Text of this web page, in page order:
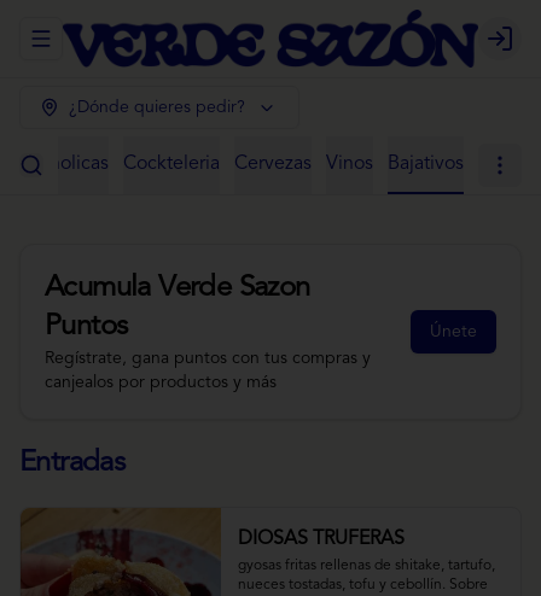
Abrir menu de navegación Login
¿Dónde quieres pedir?
Alcoholicas Cockteleria Cervezas Vinos Bajativos
Acumula Verde Sazon
Puntos
Regístrate, gana puntos con tus compras y
canjealos por productos y más
Únete
Entradas
DIOSAS TRUFERAS
gyosas fritas rellenas de shitake, tartufo,
nueces tostadas, tofu y cebollín. Sobre